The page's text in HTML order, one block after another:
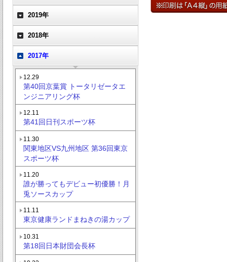
2019年
2018年
2017年
12.29
第40回京葉賞 トータリゼータエ
ンジニアリング杯
12.11
第41回日刊スポーツ杯
11.30
関東地区VS九州地区 第36回東京
スポーツ杯
11.20
誰が勝ってもデビュー初優勝！月
兎ソースカップ
11.11
東京健康ランドまねきの湯カップ
10.31
第18回日本財団会長杯